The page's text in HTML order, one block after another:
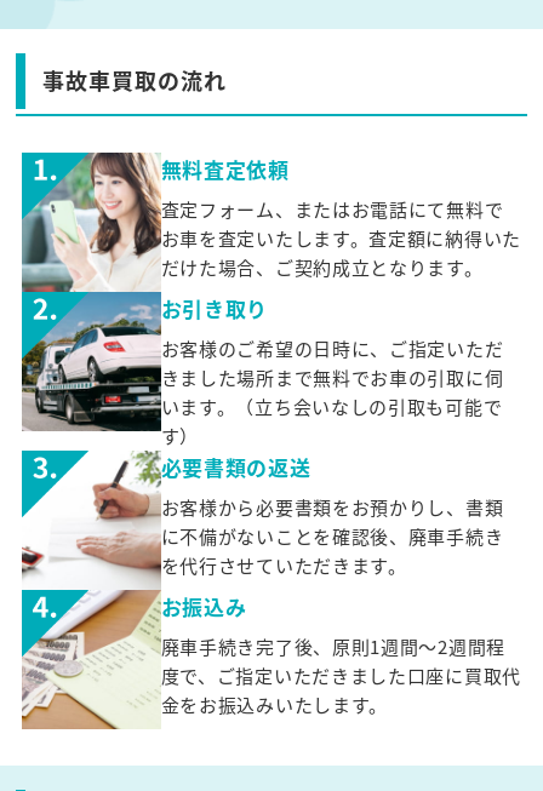
事故車買取の流れ
無料査定依頼
査定フォーム、またはお電話にて無料で
お車を査定いたします。査定額に納得いた
だけた場合、ご契約成立となります。
お引き取り
お客様のご希望の日時に、ご指定いただ
きました場所まで無料でお車の引取に伺
います。（立ち会いなしの引取も可能で
す）
必要書類の返送
お客様から必要書類をお預かりし、書類
に不備がないことを確認後、廃車手続き
を代行させていただきます。
お振込み
廃車手続き完了後、原則1週間～2週間程
度で、ご指定いただきました口座に買取代
金をお振込みいたします。